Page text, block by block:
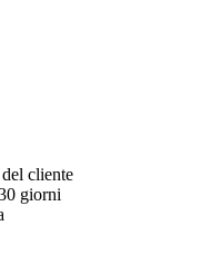
cliente
giorni